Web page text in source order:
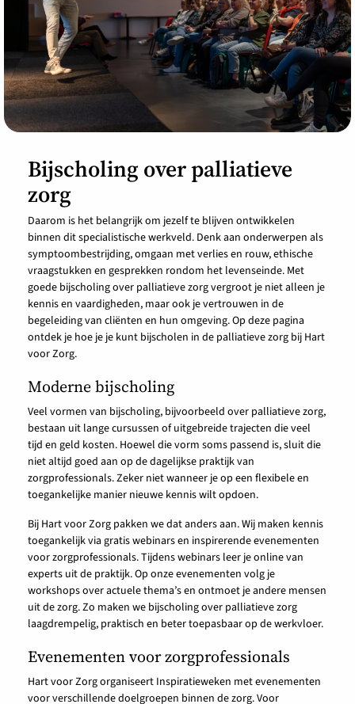
Bijscholing over palliatieve
zorg
Daarom is het belangrijk om jezelf te blijven ontwikkelen
binnen dit specialistische werkveld. Denk aan onderwerpen als
symptoombestrijding, omgaan met verlies en rouw, ethische
vraagstukken en gesprekken rondom het levenseinde. Met
goede bijscholing over palliatieve zorg vergroot je niet alleen je
kennis en vaardigheden, maar ook je vertrouwen in de
begeleiding van cliënten en hun omgeving. Op deze pagina
ontdek je hoe je je kunt bijscholen in de palliatieve zorg bij Hart
voor Zorg.
Moderne bijscholing
Veel vormen van bijscholing, bijvoorbeeld over palliatieve zorg,
bestaan uit lange cursussen of uitgebreide trajecten die veel
tijd en geld kosten. Hoewel die vorm soms passend is, sluit die
niet altijd goed aan op de dagelijkse praktijk van
zorgprofessionals. Zeker niet wanneer je op een flexibele en
toegankelijke manier nieuwe kennis wilt opdoen.
Bij Hart voor Zorg pakken we dat anders aan. Wij maken kennis
toegankelijk via gratis webinars en inspirerende evenementen
voor zorgprofessionals. Tijdens webinars leer je online van
experts uit de praktijk. Op onze evenementen volg je
workshops over actuele thema’s en ontmoet je andere mensen
uit de zorg. Zo maken we bijscholing over palliatieve zorg
laagdrempelig, praktisch en beter toepasbaar op de werkvloer.
Evenementen voor zorgprofessionals
Hart voor Zorg organiseert Inspiratieweken met evenementen
voor verschillende doelgroepen binnen de zorg. Voor